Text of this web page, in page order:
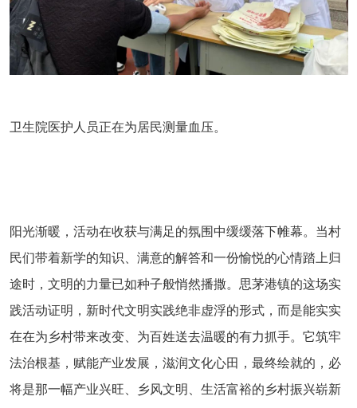
卫生院医护人员正在为居民测量血压。
阳光渐暖，活动在收获与满足的氛围中缓缓落下帷幕。当村
民们带着新学的知识、满意的解答和一份愉悦的心情踏上归
途时，文明的力量已如种子般悄然播撒。思茅港镇的这场实
践活动证明，新时代文明实践绝非虚浮的形式，而是能实实
在在为乡村带来改变、为百姓送去温暖的有力抓手。它筑牢
法治根基，赋能产业发展，滋润文化心田，最终绘就的，必
将是那一幅产业兴旺、乡风文明、生活富裕的乡村振兴崭新